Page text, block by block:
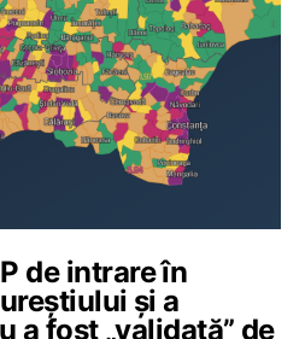
de intrare în
și a
a fost „validată” de